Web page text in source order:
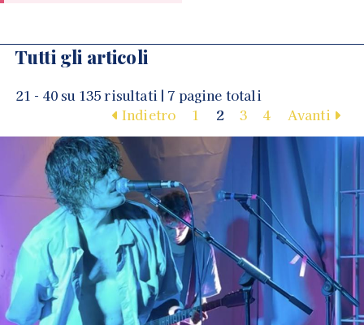
Tutti gli articoli
21 - 40 su 135 risultati | 7 pagine totali
Indietro
1 2 3 4 Avanti